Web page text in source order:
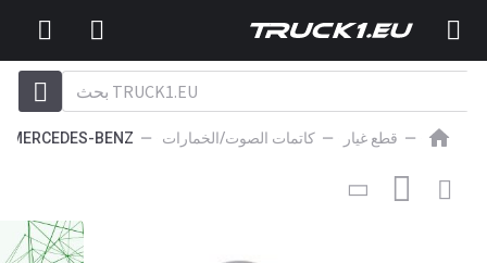
قطع غيار كاتمات الصوت/الخمارات MERCEDES-BENZ
كاتم الصوت/الخمارات
passend für Mercedes MP4 Euro 6 0014905292,